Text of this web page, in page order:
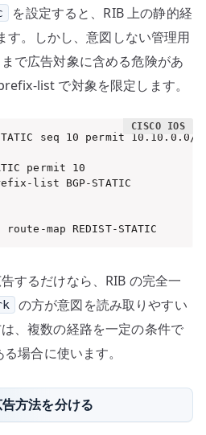
を設定すると、RIB 上の静的経
す。しかし、意図しない管理用
で広告対象に含める危険があ
list で対象を限定します。
seq 10 permit 10.10.0.0/
permit 10
list BGP-STATIC
map REDIST-STATIC
するだけなら、RIB の完全一
の方が意図を読み取りやすい
、複数の経路を一定の条件で
場合に使います。
方法を分ける